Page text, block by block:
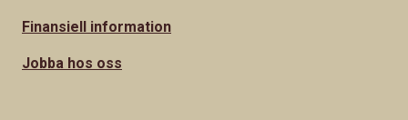
Finansiell information
Jobba hos oss